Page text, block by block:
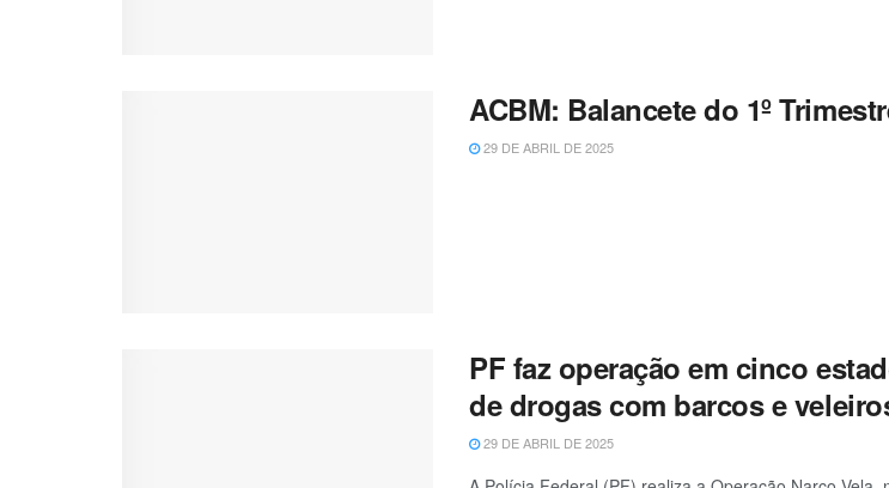
ACBM: Balancete do 1º
29 DE ABRIL DE 2025
PF faz operação em cinco
de drogas com barcos e
29 DE ABRIL DE 2025